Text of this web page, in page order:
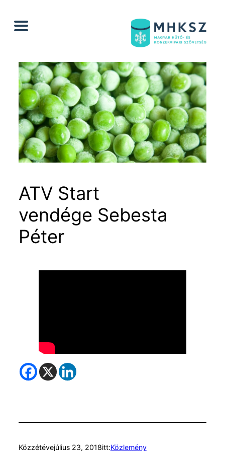
ATV Start
vendége Sebesta
Péter
Közzétévejúlius 23, 2018itt:Közlemény